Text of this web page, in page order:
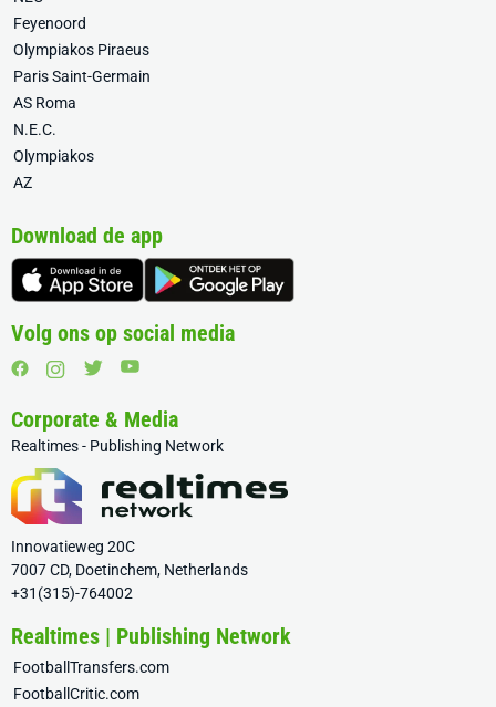
Feyenoord
Olympiakos Piraeus
Paris Saint-Germain
AS Roma
N.E.C.
Olympiakos
AZ
Download de app
Volg ons op social media
Corporate & Media
Realtimes - Publishing Network
Innovatieweg 20C
7007 CD, Doetinchem, Netherlands
+31(315)-764002
Realtimes | Publishing Network
FootballTransfers.com
FootballCritic.com